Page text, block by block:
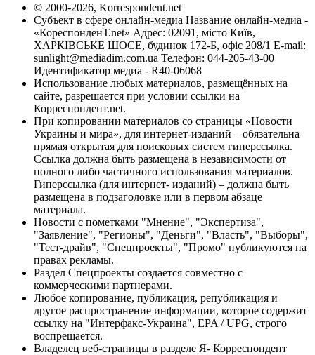
© 2000-2026, Korrespondent.net
Субъект в сфере онлайн-медиа Название онлайн-медиа -
«КореспонденТ.net» Адрес: 02091, місто Київ,
ХАРКІВСЬКЕ ШОСЕ, будинок 172-Б, офіс 208/1 E-mail:
sunlight@mediadim.com.ua Телефон: 044-205-43-00
Идентификатор медиа - R40-06068
Использование любых материалов, размещённых на
сайте, разрешается при условии ссылки на
Корреспондент.net.
При копировании материалов со страницы «Новости
Украины и мира», для интернет-изданий – обязательна
прямая открытая для поисковых систем гиперссылка.
Ссылка должна быть размещена в независимости от
полного либо частичного использования материалов.
Гиперссылка (для интернет- изданий) – должна быть
размещена в подзаголовке или в первом абзаце
материала.
Новости с пометками "Мнение", "Экспертиза",
"Заявление", "Регионы", "Деньги", "Власть", "Выборы",
"Тест-драйв", "Спецпроекты", "Промо" публикуются на
правах рекламы.
Раздел Спецпроекты создается совместно с
коммерческими партнерами.
Любое копирование, публикация, републикация и
другое распространение информации, которое содержит
ссылку на "Интерфакс-Украина", EPA / UPG, строго
воспрещается.
Владелец веб-страницы в разделе Я- Корреспондент